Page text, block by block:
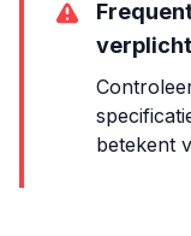
betekent